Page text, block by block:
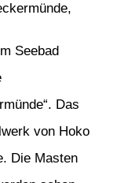
Seebad
Das
von Hoko
Die Masten